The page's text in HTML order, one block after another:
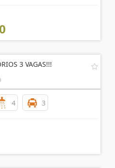
3 VAGAS!!!
4 3